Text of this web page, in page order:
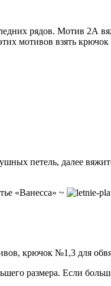
рядов. Мотив 2А
мотивов взять крючок
петель, далее
«Ванесса» ~
крючок №1,3 для
размера. Если